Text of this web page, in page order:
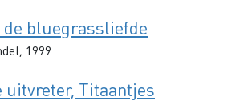
de bluegrassliefde
1999
uitvreter, Titaantjes